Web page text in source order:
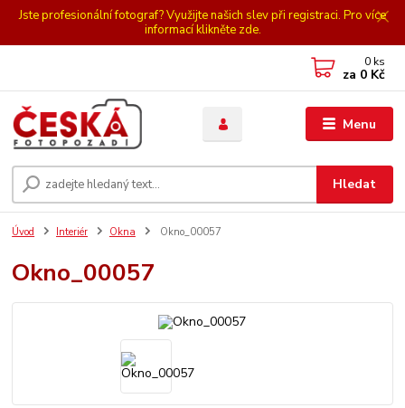
Jste profesionální fotograf? Využijte našich slev při registraci. Pro více
informací klikněte zde.
Menu
Hledat
0 ks
za 0 Kč
Úvod Interiér Okna Okno_00057
Okno_00057